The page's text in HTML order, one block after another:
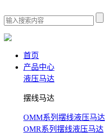
首页
产品中心
液压马达
摆线马达
OMM系列摆线液压马达
OMR系列摆线液压马达